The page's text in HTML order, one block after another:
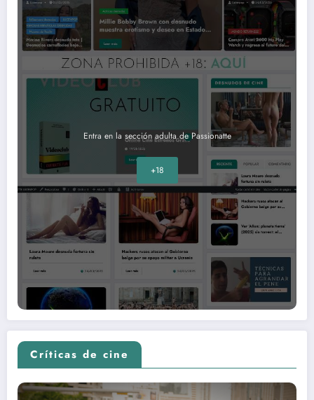
Entra en la sección adulta de Passionatte
+18
Críticas de cine